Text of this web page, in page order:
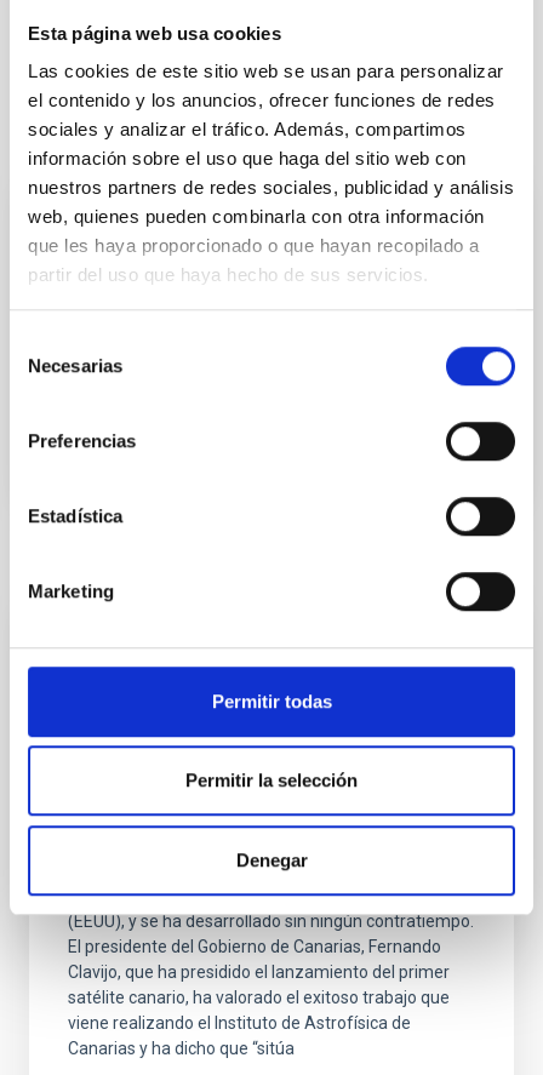
Esta página web usa cookies
Las cookies de este sitio web se usan para personalizar
el contenido y los anuncios, ofrecer funciones de redes
sociales y analizar el tráfico. Además, compartimos
información sobre el uso que haga del sitio web con
nuestros partners de redes sociales, publicidad y análisis
web, quienes pueden combinarla con otra información
que les haya proporcionado o que hayan recopilado a
partir del uso que haya hecho de sus servicios.
Necesarias
Preferencias
Estadística
Marketing
Permitir todas
Permitir la selección
Denegar
Proyectos relacionados
IACTEC Espacio
Desarrollo de cargas útiles ópticas para mini y micro
satélites para observación de la Tierra desde órbitas
NOTA DE PRENSA
El IAC envía al Espacio el primer satélite
ALISIO-1, el primer satélite propio del Instituto de
Astrofísica de Canarias (IAC), ha iniciado su viaje al
espacio este viernes, 1 de diciembre, a bordo de un
las 18:19 horas UT, desde la Base Vandenberg de la
Fuerza Aérea Estadounidense situada en California
(EEUU), y se ha desarrollado sin ningún contratiempo.
El presidente del Gobierno de Canarias, Fernando
Clavijo, que ha presidido el lanzamiento del primer
satélite canario, ha valorado el exitoso trabajo que
viene realizando el Instituto de Astrofísica de
Canarias y ha dicho que “sitúa